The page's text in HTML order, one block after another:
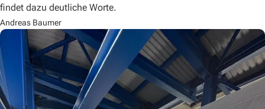
findet dazu deutliche Worte.
Andreas Baumer